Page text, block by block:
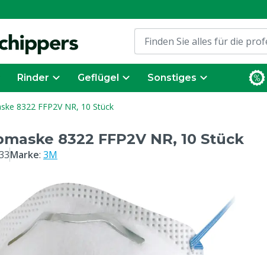
Rinder Geflügel Sonstiges
8322 FFP2V NR, 10 Stück
8322 FFP2V NR, 10 Stück
Marke: 3M